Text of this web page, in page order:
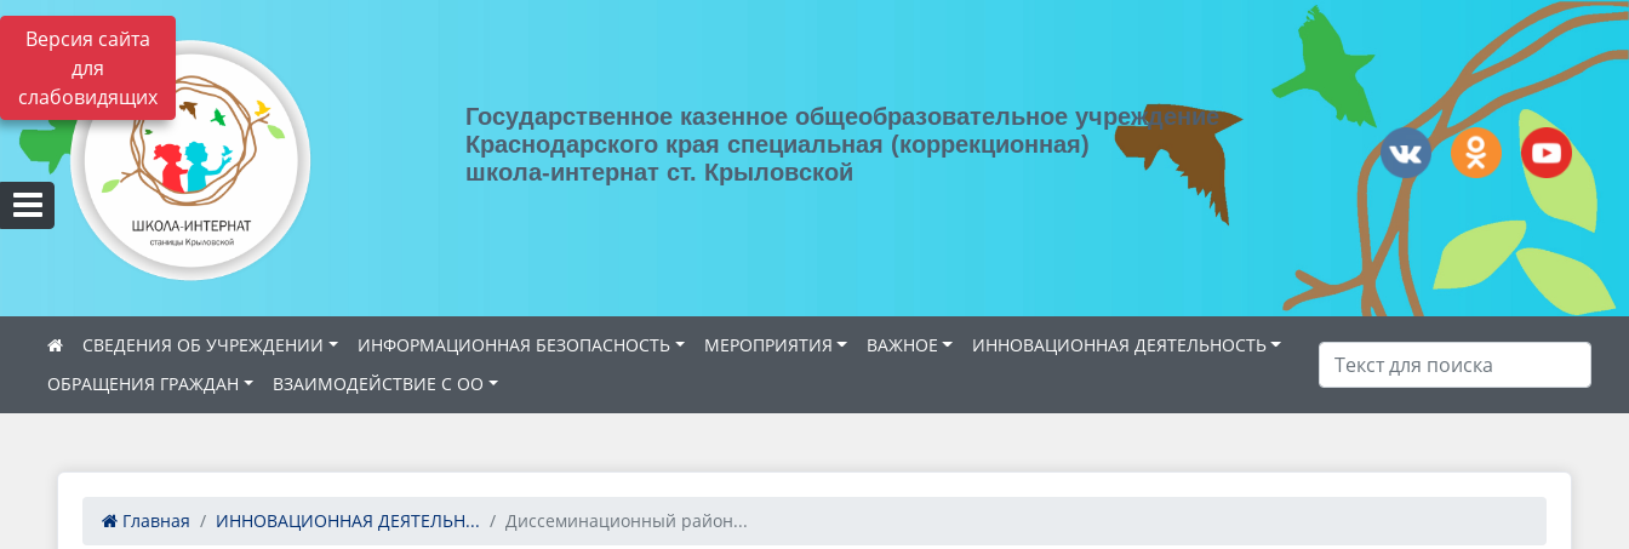
Версия сайта
для
слабовидящих
Государственное казенное общеобразовательное учреждение
Краснодарского края специальная (коррекционная)
школа-интернат ст. Крыловской
СВЕДЕНИЯ ОБ УЧРЕЖДЕНИИ ИНФОРМАЦИОННАЯ БЕЗОПАСНОСТЬ МЕРОПРИЯТИЯ ВАЖНОЕ
ИННОВАЦИОННАЯ ДЕЯТЕЛЬНОСТЬ
ОБРАЩЕНИЯ ГРАЖДАН
ВЗАИМОДЕЙСТВИЕ С ОО
Главная ИННОВАЦИОННАЯ ДЕЯТЕЛЬН... Диссеминационный район...